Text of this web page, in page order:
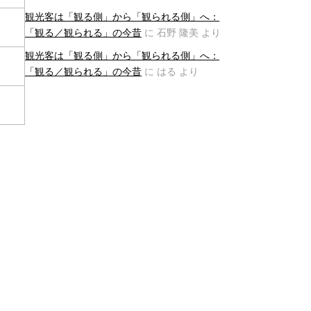
観光客は「観る側」から「観られる側」へ：
「観る／観られる」の今昔 に 石野 隆美 より
観光客は「観る側」から「観られる側」へ：
「観る／観られる」の今昔 に はる より